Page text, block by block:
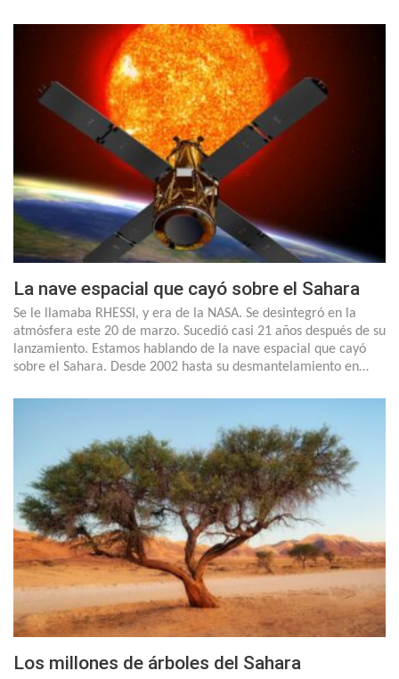
La nave espacial que cayó sobre el Sahara
Se le llamaba RHESSI, y era de la NASA. Se desintegró en la
atmósfera este 20 de marzo. Sucedió casi 21 años después de su
lanzamiento. Estamos hablando de la nave espacial que cayó
sobre el Sahara. Desde 2002 hasta su desmantelamiento en…
Los millones de árboles del Sahara